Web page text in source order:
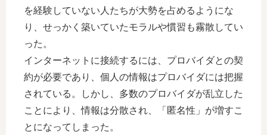
を経験していない人たちが大勢を占めるようにな
り、せっかく築いていたモラルや慣習も霧散してい
った。
インターネットに接続するには、プロバイダとの契
約が必要であり、個人の情報はプロバイダには把握
されている。しかし、多数のプロバイダが乱立した
ことにより、情報は分散され、「匿名性」が増すこ
とになってしまった。